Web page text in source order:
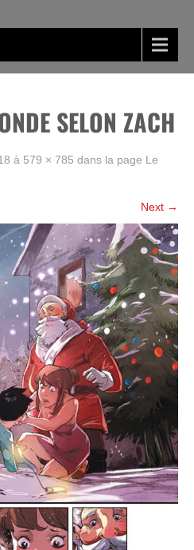
SELON ZACH
à 579 × 785 dans la page Le
Next →